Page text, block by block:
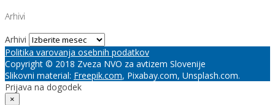
Arhivi
Arhivi
Politika varovanja osebnih podatkov
Copyright © 2018 Zveza NVO za avtizem Slovenije
Slikovni material: Freepik.com, Pixabay.com, Unsplash.com.
Prijava na dogodek
×